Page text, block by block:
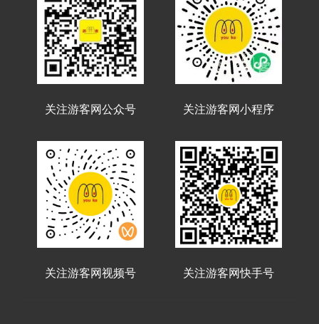
关注游客网公众号 关注游客网小程序
关注游客网视频号 关注游客网快手号